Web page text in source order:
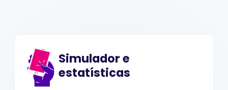
Simulador e
estatísticas